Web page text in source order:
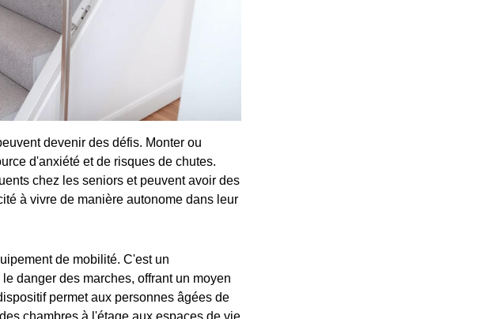
devenir des défis. Monter ou
d'anxiété et de risques de chutes.
chez les seniors et peuvent avoir des
à vivre de manière autonome dans leur
de mobilité. C'est un
danger des marches, offrant un moyen
permet aux personnes âgées de